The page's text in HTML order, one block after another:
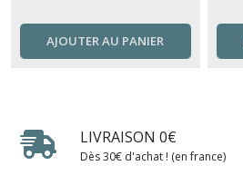
AJOUTER AU PANIER
LIVRAISON 0€
Dès 30€ d'achat ! (en france)